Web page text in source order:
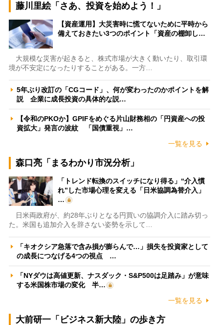
藤川里絵「さあ、投資を始めよう！」
【資産運用】大災害時に慌てないために平時から
備えておきたい3つのポイント「資産の棚卸し…
大規模な災害が起きると、株式市場が大きく動いたり、取引環
境が不安定になったりすることがある。一方…
5年ぶり改訂の「CGコード」、何が変わったのかポイントを解
説 企業に成長投資の具体的な説…
【令和のPKOか】GPIFをめぐる片山財務相の「円資産への投
資拡大」発言の波紋 「国債重視」…
一覧を見る
森口亮「まるわかり市況分析」
「トレンド転換のスイッチになり得る」“介入慣
れ”した市場心理を変える「日米協調為替介入」
…
日米両政府が、約28年ぶりとなる円買いの協調介入に踏み切っ
た。米国も追加介入を辞さない姿勢を示して…
「キオクシア急落で含み損が膨らんで…」損失を投資家として
の成長につなげる4つの視点 …
「NYダウは高値更新、ナスダック・S&P500は足踏み」が意味
する米国株市場の変化 半…
一覧を見る
大前研一「ビジネス新大陸」の歩き方